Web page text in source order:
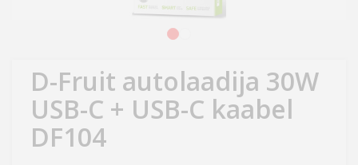
D-Fruit autolaadija 30W
USB-C + USB-C kaabel
DF104
aed
Ilu